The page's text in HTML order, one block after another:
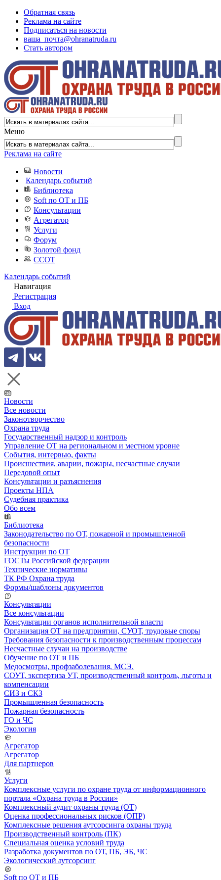
Обратная связь
Реклама на сайте
Подписаться на новости
ваша_почта@ohranatruda.ru
Стать автором
Меню
Реклама на сайте
Новости
Календарь событий
Библиотека
Soft по ОТ и ПБ
Консультации
Агрегатор
Услуги
Форум
Золотой фонд
ССОТ
Календарь событий
Навигация
Регистрация
Вход
Новости
Все новости
Законотворчество
Охрана труда
Государственный надзор и контроль
Управление ОТ на региональном и местном уровне
События, интервью, факты
Происшествия, аварии, пожары, несчастные случаи
Передовой опыт
Консультации и разъяснения
Проекты НПА
Судебная практика
Обо всем
Библиотека
Законодательство по ОТ, пожарной и промышленной
безопасности
Инструкции по ОТ
ГОСТы Российской федерации
Технические нормативы
ТК РФ Охрана труда
Формы/шаблоны документов
Консультации
Все консультации
Консультации органов исполнительной власти
Организация ОТ на предприятии, СУОТ, трудовые споры
Требования безопасности к производственным процессам
Несчастные случаи на производстве
Обучение по ОТ и ПБ
Медосмотры, профзаболевания, МСЭ.
СОУТ, экспертиза УТ, производственный контроль, льготы и
компенсации
СИЗ и СКЗ
Промышленная безопасность
Пожарная безопасность
ГО и ЧС
Экология
Агрегатор
Агрегатор
Для партнеров
Услуги
Комплексные услуги по охране труда от информационного
портала «Охрана труда в России»
Комплексный аудит охраны труда (ОТ)
Оценка профессиональных рисков (ОПР)
Комплексные решения аутсорсинга охраны труда
Производственный контроль (ПК)
Специальная оценка условий труда
Разработка документов по ОТ, ПБ, ЭБ, ЧС
Экологический аутсорсинг
Soft по ОТ и ПБ